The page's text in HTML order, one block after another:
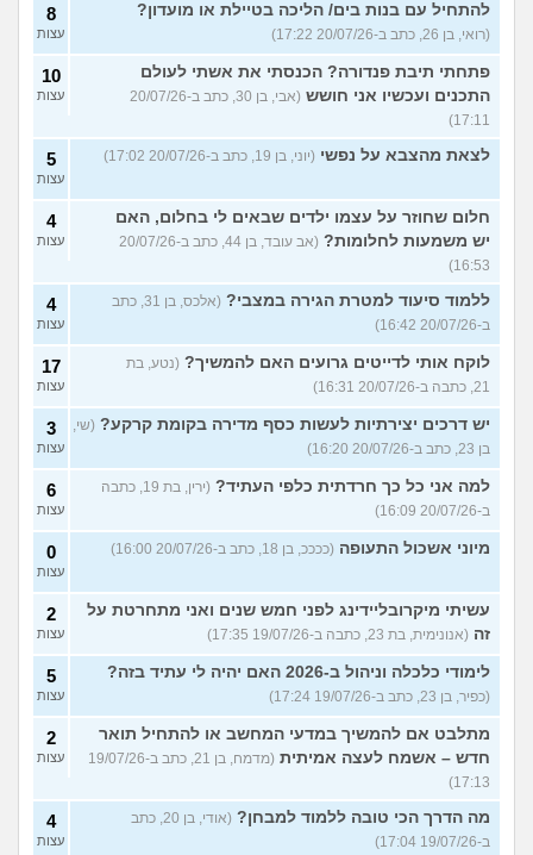
להתחיל עם בנות בים/ הליכה בטיילת או מועדון?
(רואי, בן 26, כתב ב-20/07/26 17:22)
8
עצות
פתחתי תיבת פנדורה? הכנסתי את אשתי לעולם
התכנים ועכשיו אני חושש
(אבי, בן 30, כתב ב-20/07/26
17:11)
10
עצות
לצאת מהצבא על נפשי (יוני, בן 19, כתב ב-20/07/26 17:02) 5
עצות
חלום שחוזר על עצמו ילדים שבאים לי בחלום, האם
יש משמעות לחלומות?
(אב עובד, בן 44, כתב ב-20/07/26
16:53)
4
עצות
ללמוד סיעוד למטרת הגירה במצבי?
(אלכס, בן 31, כתב
ב-20/07/26 16:42)
4
עצות
לוקח אותי לדייטים גרועים האם להמשיך? (נטע, בת
21, כתבה ב-20/07/26 16:31)
17
עצות
יש דרכים יצירתיות לעשות כסף מדירה בקומת קרקע? (שי,
בן 23, כתב ב-20/07/26 16:20)
3
עצות
למה אני כל כך חרדתית כלפי העתיד?
(ירין, בת 19, כתבה
ב-20/07/26 16:09)
6
עצות
מיוני אשכול התעופה (ככככ, בן 18, כתב ב-20/07/26 16:00) 0
עצות
עשיתי מיקרובליידינג לפני חמש שנים ואני מתחרטת על
זה (אנונימית, בת 23, כתבה ב-19/07/26 17:35)
2
עצות
לימודי כלכלה וניהול ב-2026 האם יהיה לי עתיד בזה?
(כפיר, בן 23, כתב ב-19/07/26 17:24)
5
עצות
מתלבט אם להמשיך במדעי המחשב או להתחיל תואר
חדש – אשמח לעצה אמיתית
(מדמח, בן 21, כתב ב-19/07/26
17:13)
2
עצות
מה הדרך הכי טובה ללמוד למבחן?
(אודי, בן 20, כתב
ב-19/07/26 17:04)
4
עצות